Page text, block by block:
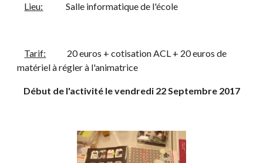
Lieu:
             Salle informatique de l'école
Tarif:
            20 euros + cotisation ACL + 20 euros de
matériel à régler à l'animatrice
Début de l'activité le vendredi 22 Septembre 2017